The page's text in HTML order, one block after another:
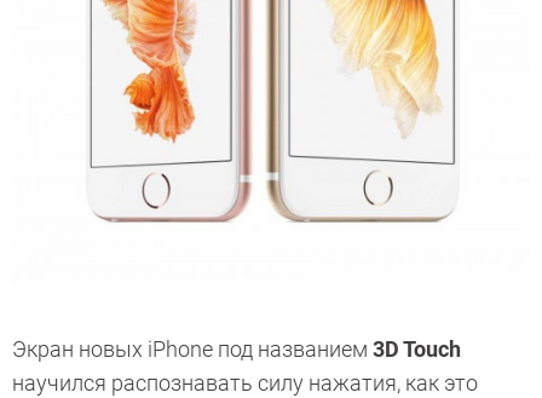
Экран новых iPhone под названием 3D Touch
научился распознавать силу нажатия, как это